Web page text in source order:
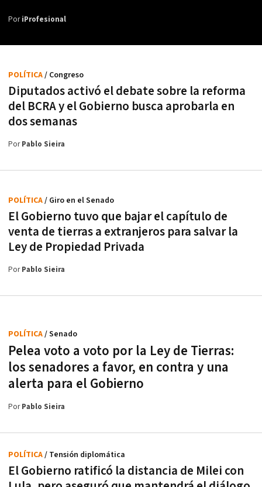
PoriProfesional
Diputados activó el debate sobre la reforma
del BCRA y el Gobierno busca aprobarla en
dos semanas
POLÍTICA/ Congreso
PorPablo Sieira
El Gobierno tuvo que bajar el capítulo de
venta de tierras a extranjeros para salvar la
Ley de Propiedad Privada
POLÍTICA/ Giro en el Senado
PorPablo Sieira
Pelea voto a voto por la Ley de Tierras:
los senadores a favor, en contra y una
alerta para el Gobierno
POLÍTICA/ Senado
PorPablo Sieira
El Gobierno ratificó la distancia de Milei con
POLÍTICA/ Tensión diplomática